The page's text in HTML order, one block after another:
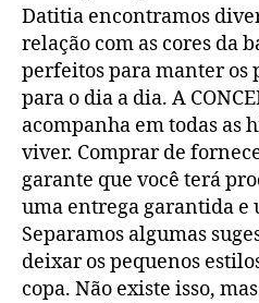
Datitia encontramos
relação com as cores da
perfeitos para manter os
para o dia a dia. A
acompanha em todas as
viver. Comprar de
garante que você terá
uma entrega garantida e
Separamos algumas
deixar os pequenos
copa. Não existe isso,